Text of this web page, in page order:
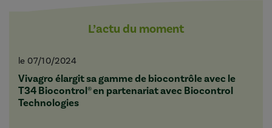
L’actu du moment
le 07/10/2024
Vivagro élargit sa gamme de biocontrôle avec le
T34 Biocontrol® en partenariat avec Biocontrol
Technologies